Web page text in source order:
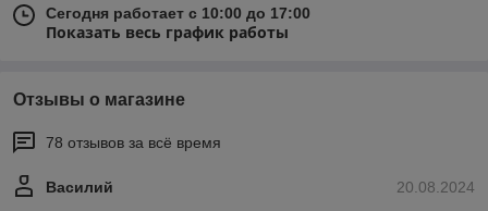
Сегодня работает с 10:00 до 17:00
Показать весь график работы
Отзывы о магазине
78 отзывов за всё время
20.08.2024
Василий